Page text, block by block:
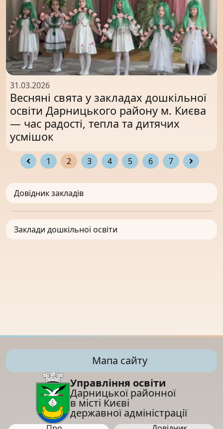
31.03.2026
Весняні свята у закладах дошкільної
освіти Дарницького району м. Києва
— час радості, тепла та дитячих
усмішок
1 2 3 4 5 6 7
Довідник закладів
Заклади дошкільної освіти
Мапа сайту
Управління освіти
Дарницької районної
в місті Києві
державної адміністрації